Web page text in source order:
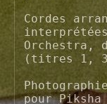
Cordes
interprétées
Orchestra,
(titres 1,
pour Piksha